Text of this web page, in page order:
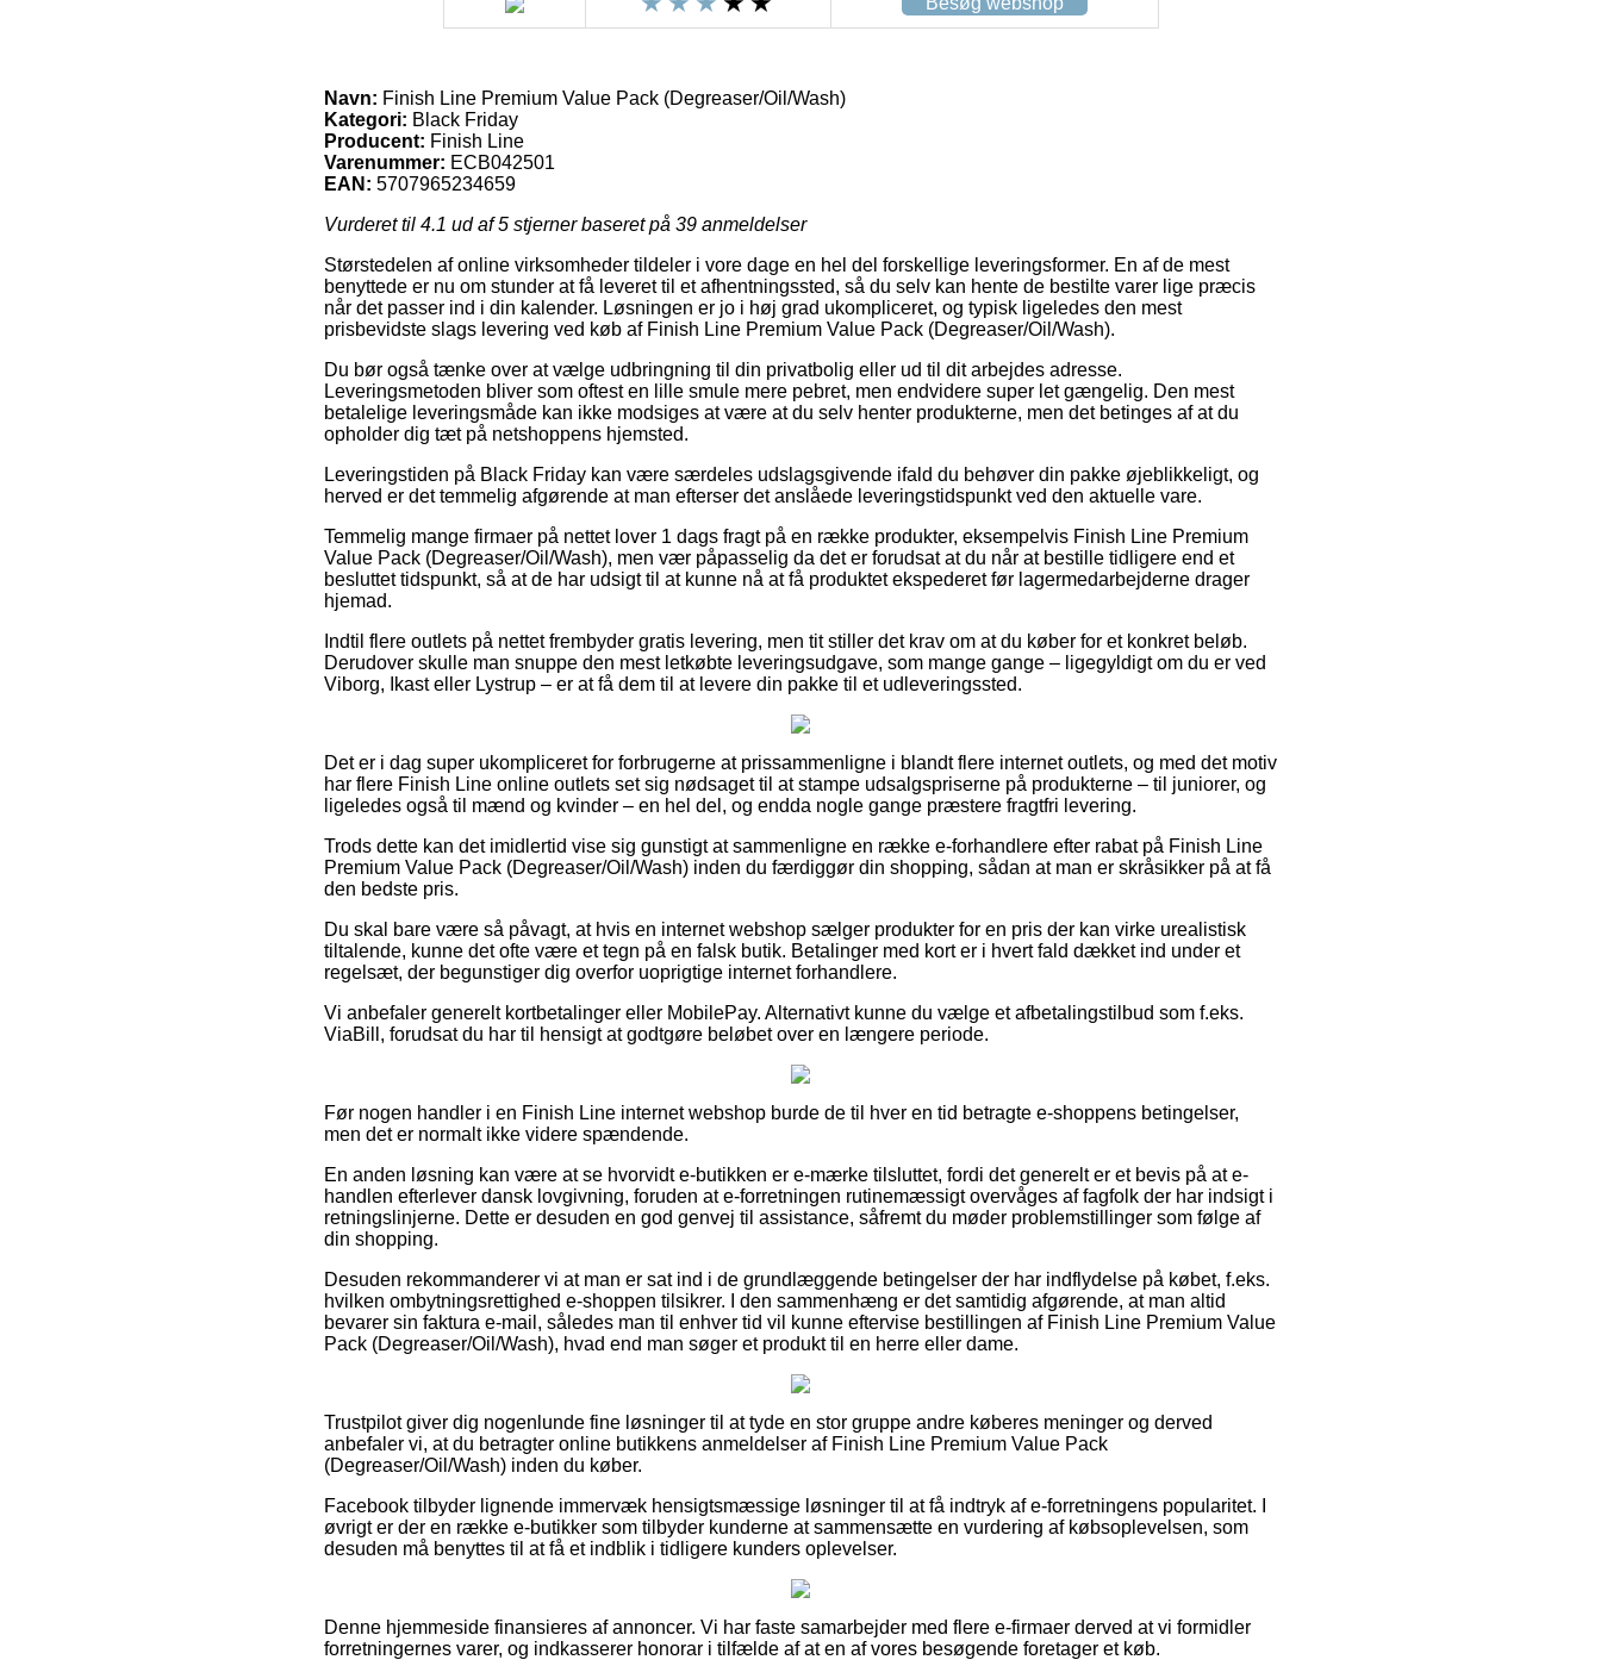
Navn: Finish Line Premium Value Pack (Degreaser/Oil/Wash)
Kategori: Black Friday
Producent: Finish Line
Varenummer: ECB042501
EAN: 5707965234659
Vurderet til 4.1 ud af 5 stjerner baseret på 39 anmeldelser
Størstedelen af online virksomheder tildeler i vore dage en hel del forskellige leveringsformer. En af de mest
benyttede er nu om stunder at få leveret til et afhentningssted, så du selv kan hente de bestilte varer lige præcis
når det passer ind i din kalender. Løsningen er jo i høj grad ukompliceret, og typisk ligeledes den mest
prisbevidste slags levering ved køb af Finish Line Premium Value Pack (Degreaser/Oil/Wash).
Du bør også tænke over at vælge udbringning til din privatbolig eller ud til dit arbejdes adresse.
Leveringsmetoden bliver som oftest en lille smule mere pebret, men endvidere super let gængelig. Den mest
betalelige leveringsmåde kan ikke modsiges at være at du selv henter produkterne, men det betinges af at du
opholder dig tæt på netshoppens hjemsted.
Leveringstiden på Black Friday kan være særdeles udslagsgivende ifald du behøver din pakke øjeblikkeligt, og
herved er det temmelig afgørende at man efterser det anslåede leveringstidspunkt ved den aktuelle vare.
Temmelig mange firmaer på nettet lover 1 dags fragt på en række produkter, eksempelvis Finish Line Premium
Value Pack (Degreaser/Oil/Wash), men vær påpasselig da det er forudsat at du når at bestille tidligere end et
besluttet tidspunkt, så at de har udsigt til at kunne nå at få produktet ekspederet før lagermedarbejderne drager
hjemad.
Indtil flere outlets på nettet frembyder gratis levering, men tit stiller det krav om at du køber for et konkret beløb.
Derudover skulle man snuppe den mest letkøbte leveringsudgave, som mange gange – ligegyldigt om du er ved
Viborg, Ikast eller Lystrup – er at få dem til at levere din pakke til et udleveringssted.
Det er i dag super ukompliceret for forbrugerne at prissammenligne i blandt flere internet outlets, og med det motiv
har flere Finish Line online outlets set sig nødsaget til at stampe udsalgspriserne på produkterne – til juniorer, og
ligeledes også til mænd og kvinder – en hel del, og endda nogle gange præstere fragtfri levering.
Trods dette kan det imidlertid vise sig gunstigt at sammenligne en række e-forhandlere efter rabat på Finish Line
Premium Value Pack (Degreaser/Oil/Wash) inden du færdiggør din shopping, sådan at man er skråsikker på at få
den bedste pris.
Du skal bare være så påvagt, at hvis en internet webshop sælger produkter for en pris der kan virke urealistisk
tiltalende, kunne det ofte være et tegn på en falsk butik. Betalinger med kort er i hvert fald dækket ind under et
regelsæt, der begunstiger dig overfor uoprigtige internet forhandlere.
Vi anbefaler generelt kortbetalinger eller MobilePay. Alternativt kunne du vælge et afbetalingstilbud som f.eks.
ViaBill, forudsat du har til hensigt at godtgøre beløbet over en længere periode.
Før nogen handler i en Finish Line internet webshop burde de til hver en tid betragte e-shoppens betingelser,
men det er normalt ikke videre spændende.
En anden løsning kan være at se hvorvidt e-butikken er e-mærke tilsluttet, fordi det generelt er et bevis på at e-
handlen efterlever dansk lovgivning, foruden at e-forretningen rutinemæssigt overvåges af fagfolk der har indsigt i
retningslinjerne. Dette er desuden en god genvej til assistance, såfremt du møder problemstillinger som følge af
din shopping.
Desuden rekommanderer vi at man er sat ind i de grundlæggende betingelser der har indflydelse på købet, f.eks.
hvilken ombytningsrettighed e-shoppen tilsikrer. I den sammenhæng er det samtidig afgørende, at man altid
bevarer sin faktura e-mail, således man til enhver tid vil kunne eftervise bestillingen af Finish Line Premium Value
Pack (Degreaser/Oil/Wash), hvad end man søger et produkt til en herre eller dame.
Trustpilot giver dig nogenlunde fine løsninger til at tyde en stor gruppe andre køberes meninger og derved
anbefaler vi, at du betragter online butikkens anmeldelser af Finish Line Premium Value Pack
(Degreaser/Oil/Wash) inden du køber.
Facebook tilbyder lignende immervæk hensigtsmæssige løsninger til at få indtryk af e-forretningens popularitet. I
øvrigt er der en række e-butikker som tilbyder kunderne at sammensætte en vurdering af købsoplevelsen, som
desuden må benyttes til at få et indblik i tidligere kunders oplevelser.
Denne hjemmeside finansieres af annoncer. Vi har faste samarbejder med flere e-firmaer derved at vi formidler
forretningernes varer, og indkasserer honorar i tilfælde af at en af vores besøgende foretager et køb.